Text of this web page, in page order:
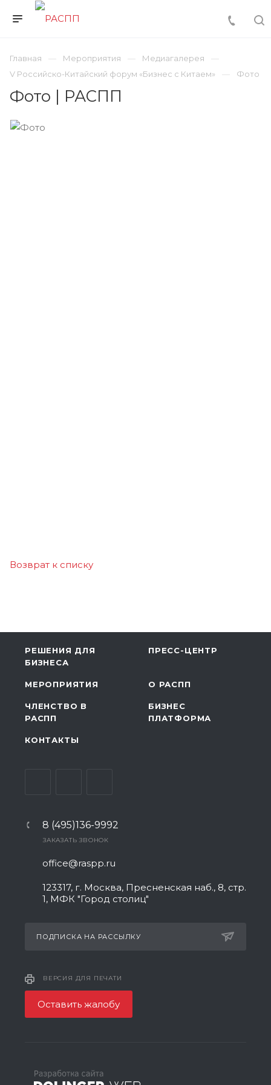
Главная Мероприятия
Медиагалерея
V Российско-Китайский форум «Бизнес с Китаем»
Фото
Фото | РАСПП
Возврат к списку
РЕШЕНИЯ ДЛЯ
БИЗНЕСА
ПРЕСС-ЦЕНТР
МЕРОПРИЯТИЯ О РАСПП
ЧЛЕНСТВО В
РАСПП
БИЗНЕС
ПЛАТФОРМА
КОНТАКТЫ
8 (495)136-9992
ЗАКАЗАТЬ ЗВОНОК
office@raspp.ru
123317, г. Москва, Пресненская наб., 8, стр.
1, МФК "Город столиц"
ПОДПИСКА НА РАССЫЛКУ
ВЕРСИЯ ДЛЯ ПЕЧАТИ
Оставить жалобу